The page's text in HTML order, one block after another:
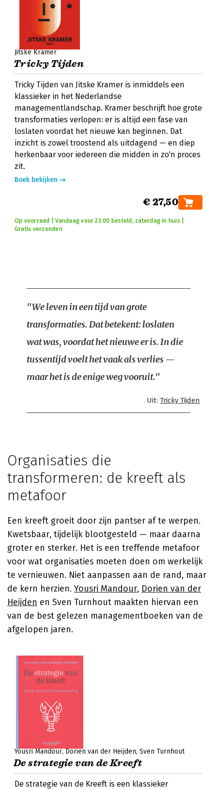
Jitske Kramer
Tricky Tijden
Tricky Tijden van Jitske Kramer is inmiddels een
klassieker in het Nederlandse
managementlandschap. Kramer beschrijft hoe grote
transformaties verlopen: er is altijd een fase van
loslaten voordat het nieuwe kan beginnen. Dat
inzicht is zowel troostend als uitdagend — en diep
herkenbaar voor iedereen die midden in zo'n proces
zit.
Boek bekijken
€ 27,50
Op voorraad | Vandaag voor 23:00 besteld, zaterdag in huis |
Gratis verzonden
"We leven in een tijd van grote
transformaties. Dat betekent: loslaten
wat was, voordat het nieuwe er is. In die
tussentijd voelt het vaak als verlies —
maar het is de enige weg vooruit."
Uit: Tricky Tijden
Organisaties die
transformeren: de kreeft als
metafoor
Een kreeft groeit door zijn pantser af te werpen.
Kwetsbaar, tijdelijk blootgesteld — maar daarna
groter en sterker. Het is een treffende metafoor
voor wat organisaties moeten doen om werkelijk
te vernieuwen. Niet aanpassen aan de rand, maar
de kern herzien. Yousri Mandour, Dorien van der
Heijden en Sven Turnhout maakten hiervan een
van de best gelezen managementboeken van de
afgelopen jaren.
Yousri Mandour Dorien van der Heijden Sven Turnhout
De strategie van de Kreeft
De strategie van de Kreeft is een klassieker